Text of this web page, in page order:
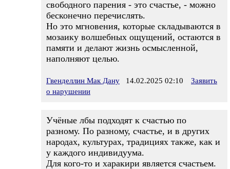
свободного парения - это счастье, - можно
бесконечно перечислять.
Но это мгновения, которые складываются в
мозаику волшебных ощущений, остаются в
памяти и делают жизнь осмысленной,
наполняют целью.
Гвенделлин Мак Дану 14.02.2025 02:10
Заявить
о нарушении
Учёные лбы подходят к счастью по
разному. По разному, счастье, и в других
народах, культурах, традициях также, как и
у каждого индивидуума.
Для кого-то и харакири является счастьем.